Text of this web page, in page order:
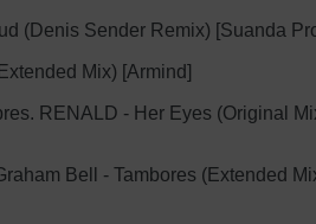
(Denis Sender Remix) [Suanda
Mix) [Armind]
RENALD - Her Eyes (Original
Bell - Tambores (Extended